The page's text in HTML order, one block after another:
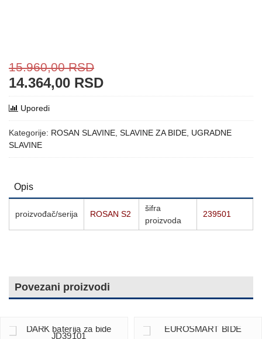
15.960,00RSD
14.364,00 RSD
Uporedi
Kategorije: ROSAN SLAVINE SLAVINE ZA BIDE UGRADNE
SLAVINE
Opis
proizvođač/serija ROSAN S2
šifra
proizvoda
239501
Povezani proizvodi